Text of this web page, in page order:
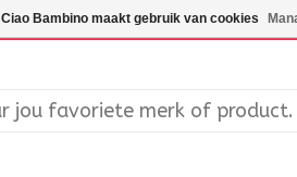
Maandag
Ciao Bambino maakt gebruik van cookies